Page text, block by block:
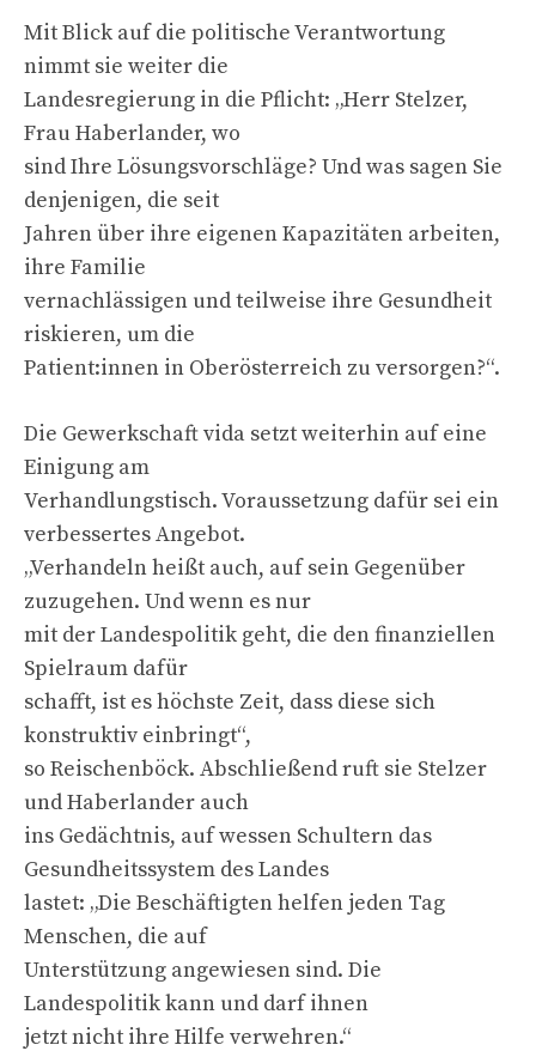
Mit Blick auf die politische Verantwortung
nimmt sie weiter die
Landesregierung in die Pflicht: „Herr Stelzer,
Frau Haberlander, wo
sind Ihre Lösungsvorschläge? Und was sagen Sie
denjenigen, die seit
Jahren über ihre eigenen Kapazitäten arbeiten,
ihre Familie
vernachlässigen und teilweise ihre Gesundheit
riskieren, um die
Patient:innen in Oberösterreich zu versorgen?“.
Die Gewerkschaft vida setzt weiterhin auf eine
Einigung am
Verhandlungstisch. Voraussetzung dafür sei ein
verbessertes Angebot.
„Verhandeln heißt auch, auf sein Gegenüber
zuzugehen. Und wenn es nur
mit der Landespolitik geht, die den finanziellen
Spielraum dafür
schafft, ist es höchste Zeit, dass diese sich
konstruktiv einbringt“,
so Reischenböck. Abschließend ruft sie Stelzer
und Haberlander auch
ins Gedächtnis, auf wessen Schultern das
Gesundheitssystem des Landes
lastet: „Die Beschäftigten helfen jeden Tag
Menschen, die auf
Unterstützung angewiesen sind. Die
Landespolitik kann und darf ihnen
jetzt nicht ihre Hilfe verwehren.“